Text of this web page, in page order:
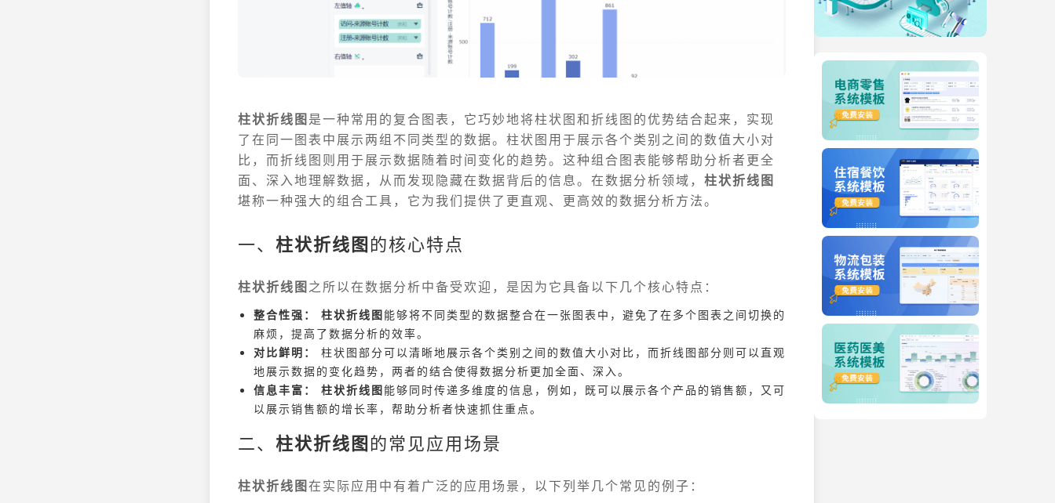
柱状折线图是一种常用的复合图表，它巧妙地将柱状图和折线图的优势结合起来，实现
了在同一图表中展示两组不同类型的数据。柱状图用于展示各个类别之间的数值大小对
比，而折线图则用于展示数据随着时间变化的趋势。这种组合图表能够帮助分析者更全
面、深入地理解数据，从而发现隐藏在数据背后的信息。在数据分析领域， 柱状折线图
堪称一种强大的组合工具，它为我们提供了更直观、更高效的数据分析方法。
一、 柱状折线图的核心特点
柱状折线图之所以在数据分析中备受欢迎，是因为它具备以下几个核心特点：
整合性强： 柱状折线图能够将不同类型的数据整合在一张图表中，避免了在多个图表之间切换的
麻烦，提高了数据分析的效率。
对比鲜明：
柱状图部分可以清晰地展示各个类别之间的数值大小对比，而折线图部分则可以直观
地展示数据的变化趋势，两者的结合使得数据分析更加全面、深入。
信息丰富：
柱状折线图能够同时传递多维度的信息，例如，既可以展示各个产品的销售额，又可
以展示销售额的增长率，帮助分析者快速抓住重点。
二、 柱状折线图的常见应用场景
柱状折线图在实际应用中有着广泛的应用场景，以下列举几个常见的例子：